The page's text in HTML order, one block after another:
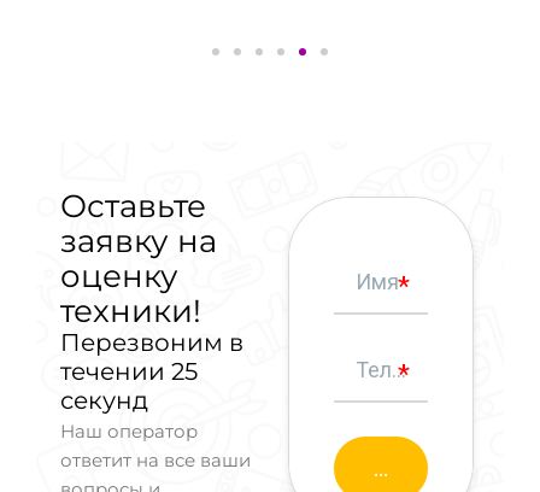
Оставьте
заявку на
оценку
техники!
Перезвоним в
течении 25
секунд
Наш оператор
ответит на все ваши